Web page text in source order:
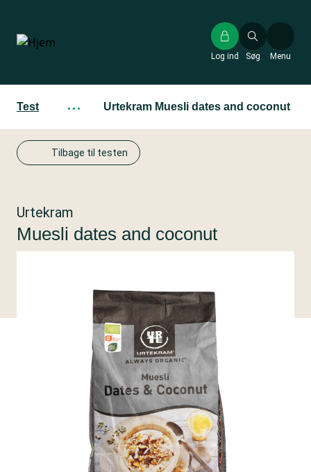
hovedindhold
Søg
Log ind Menu
Test ··· Urtekram Muesli dates and coconut
Tilbage til testen
Urtekram
Muesli dates and coconut